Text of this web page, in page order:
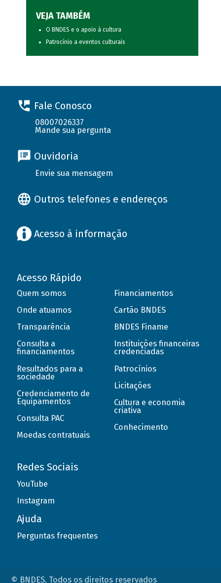
VEJA TAMBÉM
O BNDES e o apoio à cultura
Patrocínio a eventos culturais
Fale Conosco
08007026337
Mande sua pergunta
Ouvidoria
Envie sua mensagem
Outros telefones e endereços
Acesso à informação
Acesso Rápido
Quem somos
Onde atuamos
Transparência
Consulta a
financiamentos
Resultados para a
sociedade
Credenciamento de
Equipamentos
Consulta PAC
Moedas contratuais
Financiamentos
Cartão BNDES
BNDES Finame
Instituições financeiras
credenciadas
Patrocínios
Licitações
Cultura e economia
criativa
Conhecimento
Redes Sociais
YouTube
Instagram
Ajuda
Perguntas frequentes
© BNDES. Todos os direitos reservados